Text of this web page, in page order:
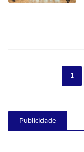
1
Publicidade